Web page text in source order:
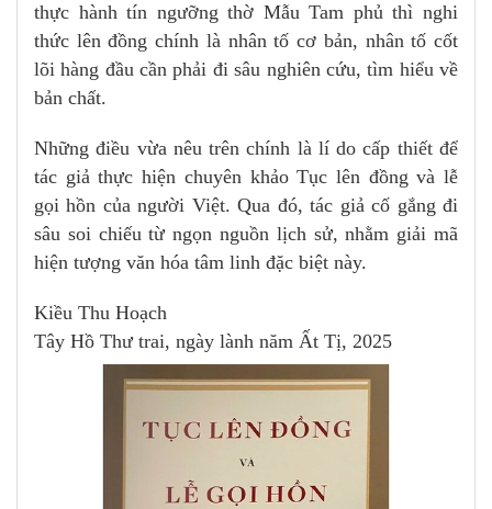
thực hành tín ngưỡng thờ Mẫu Tam phủ thì nghi
thức lên đồng chính là nhân tố cơ bản, nhân tố cốt
lõi hàng đầu cần phải đi sâu nghiên cứu, tìm hiểu về
bản chất.
Những điều vừa nêu trên chính là lí do cấp thiết để
tác giả thực hiện chuyên khảo Tục lên đồng và lễ
gọi hồn của người Việt. Qua đó, tác giả cố gắng đi
sâu soi chiếu từ ngọn nguồn lịch sử, nhằm giải mã
hiện tượng văn hóa tâm linh đặc biệt này.
Kiều Thu Hoạch
Tây Hồ Thư trai, ngày lành năm Ất Tị, 2025